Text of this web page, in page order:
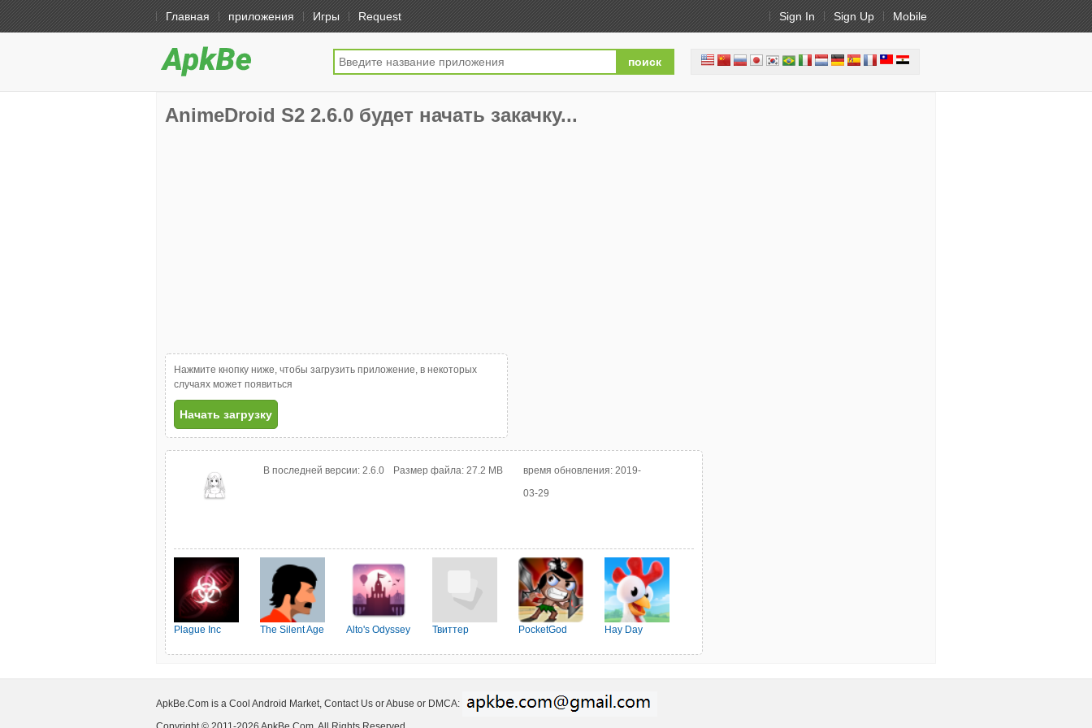
Главная приложения Игры Request Sign In Sign Up Mobile
AnimeDroid S2 2.6.0 будет начать закачку...
Нажмите кнопку ниже, чтобы загрузить приложение, в некоторых
случаях может появиться
Начать загрузку
В последней версии: 2.6.0 Размер файла: 27.2 MB время обновления: 2019-
03-29
Plague Inc The Silent Age Alto's Odyssey Твиттер PocketGod Hay Day
ApkBe.Com is a Cool Android Market, Contact Us or Abuse or DMCA: